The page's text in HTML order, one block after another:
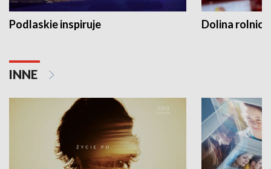
Podlaskie inspiruje Dolina
INNE